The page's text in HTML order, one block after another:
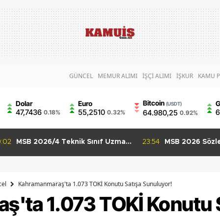
GÜNCEL MEMUR ALIMI İŞÇİ ALIMI İŞKUR KAMU
Dolar
47,7436 0.18%
Euro
55,2510 0.32%
Bitcoin (USDT)
64.980,25 0.92%
23:54
MSB 2026 Sözleşmeli Er ve
01:36
GSB 550
Kahramanmaraş'ta 1.073 TOKİ Konutu Satışa Sunuluyor!
1.073 TOKİ Konutu